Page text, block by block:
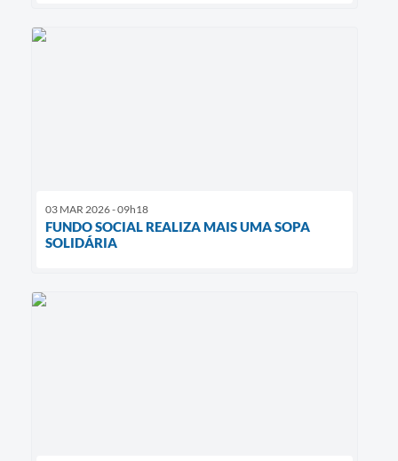
03 MAR 2026 - 09h18
FUNDO SOCIAL REALIZA MAIS UMA SOPA
SOLIDÁRIA